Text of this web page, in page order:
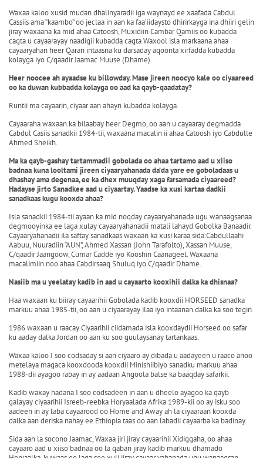
Waxaa kaloo xusid mudan dhalinyaradii iga waynayd ee xaafada Cabdul
Cassiis ama “kaambo” oo jeclaa in aan ka faa’iidaysto dhirirkayga ina dhiiri gelin
jiray waxaana ka mid ahaa Catoosh, Muxidiin Cambar Qamiis oo kubadda
cagta u cayaarayay naadigii kubadda cagta Waxool isla markaana ahaa
cayaaryahan heer Qaran intaasna ku darsaday aqoonta xirfadda kubadda
kolayga iyo C/qaadir Jaamac Muuse (Dhame).
Heer noocee ah ayaadse ku billowday. Mase jireen noocyo kale oo ciyaareed
oo ka duwan kubbadda kolayga oo aad ka qayb-qaadatay?
Runtii ma cayaarin, ciyaar aan ahayn kubadda kolayga.
Cayaaraha waxaan ka bilaabay heer Degmo, oo aan u cayaaray degmadda
Cabdul Casiis sanadkii 1984-tii, waxaana macalin ii ahaa Catoosh iyo Cabdulle
Ahmed Sheikh.
Ma ka qayb-gashay tartammadii gobolada oo ahaa tartamo aad u xiiso
badnaa kuna looltami jireen ciyaaryahanada da’da yare ee goboladaas u
dhashay ama degenaa, ee ka dhex muuqday xaga farsamada ciyaareed?
Hadayse jirto Sanadkee aad u ciyaartay. Yaadse ka xusi kartaa dadkii
sanadkaas kugu kooxda ahaa?
Isla sanadkii 1984-tii ayaan ka mid noqday cayaaryahanada ugu wanaagsanaa
degmooyinka ee laga xulay cayaaryahanadii matali lahayd Gobolka Banaadir.
Cayaaryahanadii ila saftay sanadkaas waxaan ka xusi karaa sida:Cabdullaahi
Aabuu, Nuuradiin “AUN”, Ahmed Xassan (John Tarafolto), Xassan Muuse,
C/qaadir Jaangoow, Cumar Cadde iyo Kooshin Caanageel. Waxaana
macalimiin noo ahaa Cabdirsaaq Shuluq iyo C/qaadir Dhame.
Nasiib ma u yeelatay kadib in aad u cayaarto kooxihii dalka ka dhisnaa?
Haa waxaan ku biiray cayaarihii Gobolada kadib kooxdii HORSEED sanadka
markuu ahaa 1985-tii, oo aan u ciyaarayay ilaa iyo intaanan dalka ka soo tegin.
1986 waxaan u raacay Ciyaarihii ciidamada isla kooxdaydii Horseed oo safar
ku aaday dalka Jordan oo aan ku soo guulaysanay tartankaas.
Waxaa kaloo I soo codsaday si aan ciyaaro ay dibada u aadayeen u raaco anoo
metelaya magaca kooxdooda kooxdii Minishiibiyo sanadku markuu ahaa
1988-dii ayagoo rabay in ay aadaan Angoola balse ka baaqday safarkii.
Kadib waxay hadana I soo codsadeen in aan u dheelo ayagoo ka qayb
galayay ciyaarihii Isreeb-reebka Horyaalada Afrika 1989-kii oo ay isku soo
aadeen in ay laba cayaarood oo Home and Away ah la ciyaaraan kooxda
dalka aan deriska nahay ee Ethiopia taas oo aan labadii cayaarba ka badinay.
Sida aan la socono Jaamac, Waxaa jiri jiray cayaarihii Xidiggaha, oo ahaa
cayaaro aad u xiiso badnaa oo la qaban jiray kadib markuu dhamado